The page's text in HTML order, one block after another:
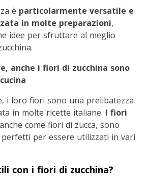
è particolarmente versatile e
in molte preparazioni,
idee per sfruttare al meglio
anche i fiori di zucchina sono
i loro fiori sono una prelibatezza
in molte ricette italiane. Ifiori
come fiori di zucca, sono
per essere utilizzati in vari
con i fiori di zucchina?